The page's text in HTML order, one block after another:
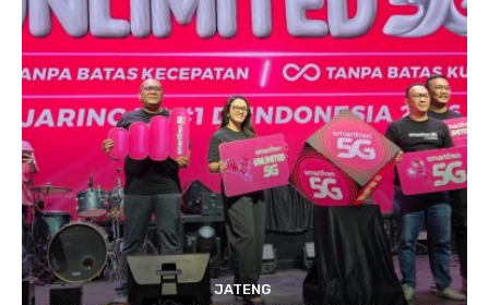
JATENG